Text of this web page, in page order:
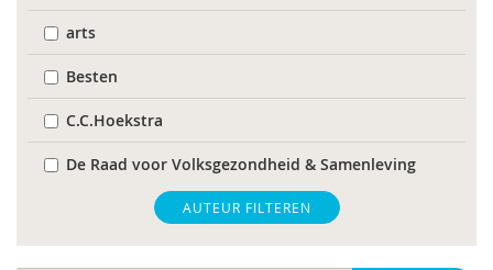
arts
Besten
C.C.Hoekstra
De Raad voor Volksgezondheid & Samenleving
gz-psycholoog
https://www.openbaaronderwijs.nu/
AUTEUR FILTEREN